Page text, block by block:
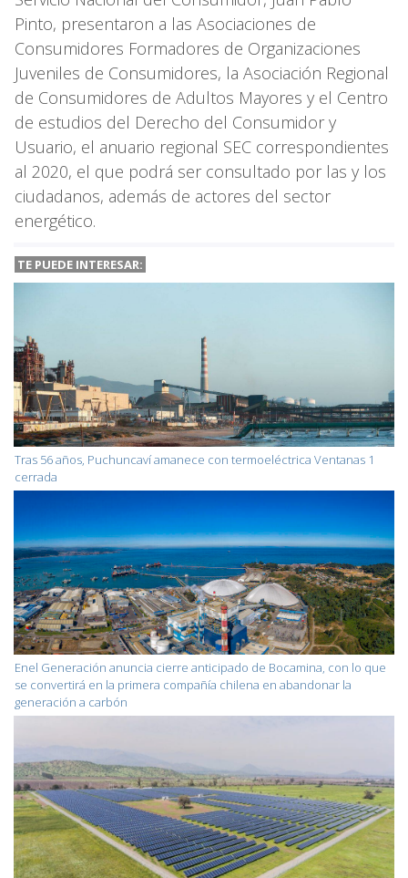
Pinto, presentaron a las Asociaciones de
Consumidores Formadores de Organizaciones
Juveniles de Consumidores, la Asociación Regional
de Consumidores de Adultos Mayores y el Centro
de estudios del Derecho del Consumidor y
Usuario, el anuario regional SEC correspondientes
al 2020, el que podrá ser consultado por las y los
ciudadanos, además de actores del sector
energético.
TE PUEDE INTERESAR:
Tras 56 años, Puchuncaví amanece con termoeléctrica Ventanas 1
cerrada
Enel Generación anuncia cierre anticipado de Bocamina, con lo que
se convertirá en la primera compañía chilena en abandonar la
generación a carbón